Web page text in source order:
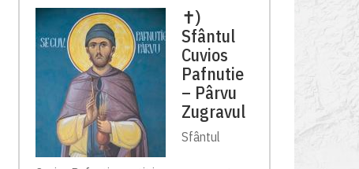
✝)
Sfântul
Cuvios
Pafnutie
– Pârvu
Zugravul
Sfântul